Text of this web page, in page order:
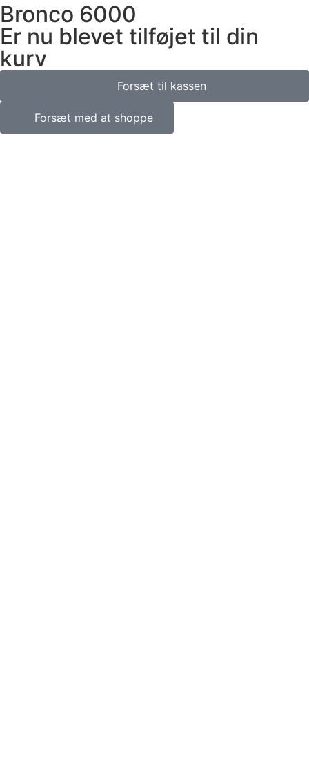
Bronco 6000
Er nu blevet tilføjet til din
kurv
Forsæt til kassen
Forsæt med at shoppe